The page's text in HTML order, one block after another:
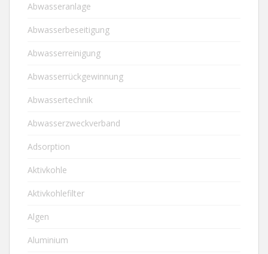
Abwasseranlage
Abwasserbeseitigung
Abwasserreinigung
Abwasserrückgewinnung
Abwassertechnik
Abwasserzweckverband
Adsorption
Aktivkohle
Aktivkohlefilter
Algen
Aluminium